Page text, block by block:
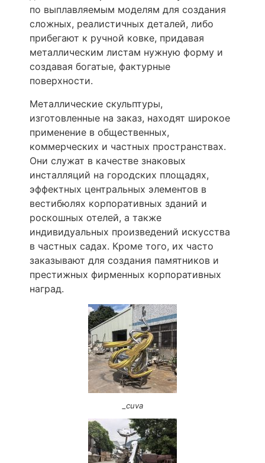
по выплавляемым моделям для создания
сложных, реалистичных деталей, либо
прибегают к ручной ковке, придавая
металлическим листам нужную форму и
создавая богатые, фактурные
поверхности.
Металлические скульптуры,
изготовленные на заказ, находят широкое
применение в общественных,
коммерческих и частных пространствах.
Они служат в качестве знаковых
инсталляций на городских площадях,
эффектных центральных элементов в
вестибюлях корпоративных зданий и
роскошных отелей, а также
индивидуальных произведений искусства
в частных садах. Кроме того, их часто
заказывают для создания памятников и
престижных фирменных корпоративных
наград.
_cuva